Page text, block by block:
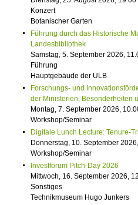
Konzert
Botanischer Garten
Führung durch das Historische
Landesbibliothek
Samstag, 5. September 2026,
Führung
Hauptgebäude der ULB
Forschungs- und
der Ministerien, Besonderheiten
Montag, 7. September 2026,
Workshop/Seminar
Digitale Lunch Lecture: Tenure-
Donnerstag, 10. September
Workshop/Seminar
Investforum Pitch-Day 2026
Mittwoch, 16. September 2026,
Sonstiges
Technikmuseum Hugo Junkers